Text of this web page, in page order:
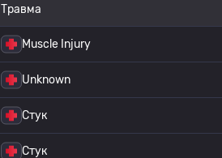
Травма
Muscle Injury
Unknown
Стук
Стук